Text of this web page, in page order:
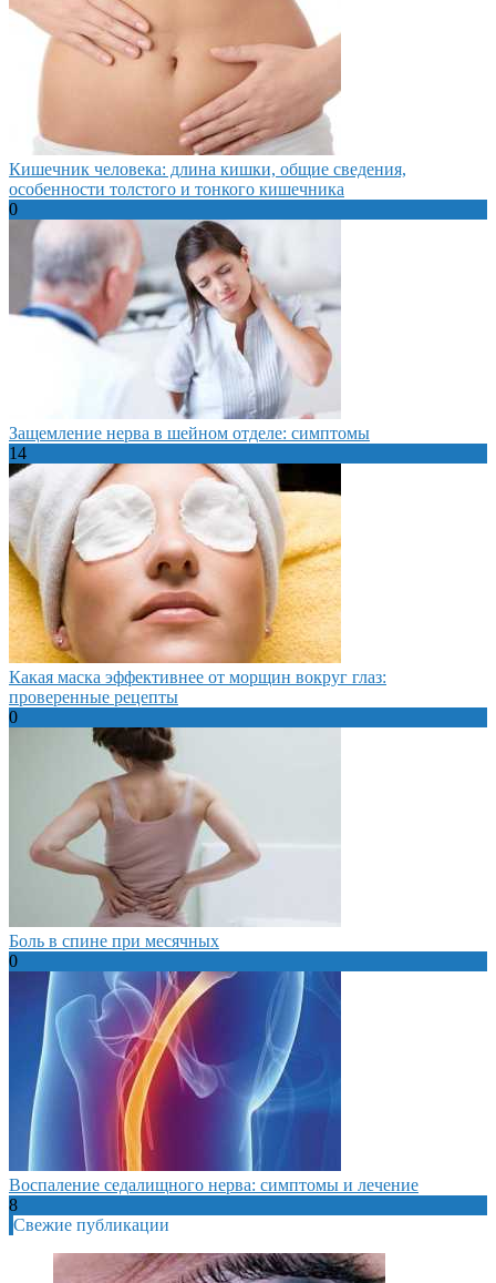
Кишечник человека: длина кишки, общие сведения,
особенности толстого и тонкого кишечника
0
Защемление нерва в шейном отделе: симптомы
14
Какая маска эффективнее от морщин вокруг глаз:
проверенные рецепты
0
Боль в спине при месячных
0
Воспаление седалищного нерва: симптомы и лечение
8
Свежие публикации